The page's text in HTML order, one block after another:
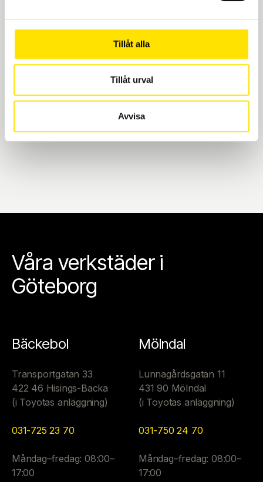
Tillåt alla
Tillåt urval
Avvisa
Boka och hämta hos Däckspecialen
När du beställer dina nya däck eller fälgar hos oss
levereras de direkt till någon av våra däckverkstäder i
Göteborg. Välj mellan Hisingen (Bäckebol) eller
Mölndal. I beställningen anger du datum och tid för
vi till att de uppfyller alla krav för en säker körning.
Våra verkstäder i
Göteborg
Bäckebol
Transportgatan 33
422 46 Hisings-Backa
(i Toyotas anläggning)
031-725 23 70
Måndag–fredag: 08:00–
17:00
Mölndal
Lunnagårdsgatan 11
431 90 Mölndal
(i Toyotas anläggning)
031-750 24 70
Måndag–fredag: 08:00–
17:00